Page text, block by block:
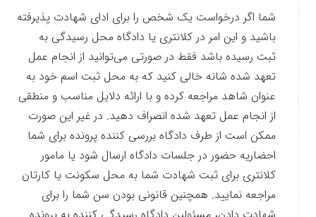
شما اگر درخواست یک شخص را برای ادای شهادت پذیرفته
باشید و این امر در کلانتری یا دادگاه محل رسیدگی به
ثبت رسیده باشد فقط در صورتی می‌توانید از انجام عمل
تعهد شده شانه خالی کنید که به محل ثبت اسم خود به
عنوان شاهد مراجعه کرده و با ارائه دلایل مناسب و منطقی
از انجام عمل تعهد شده انصراف دهید. در غیر این صورت
ممکن است از طرف دادگاه بررسی کننده پرونده برای شما
احضاریه حضور در جلسات دادگاه ارسال شود یا مامور
کلانتری برای ثبت شهادت شما به محل سکونت یا کارتان
مراجعه نمایید. همچنین قانونی بودن سن شما را برای